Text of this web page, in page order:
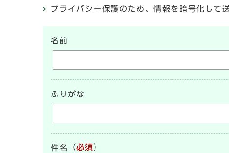
プライバシー保護のため、情報を暗号化し
名前
ふりがな
件名 （必須）